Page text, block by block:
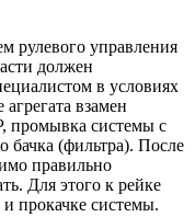
рулевого управления
должен
в условиях
взамен
промывка системы с
бачка (фильтра). После
правильно
Для этого к рейке
и прокачке системы.